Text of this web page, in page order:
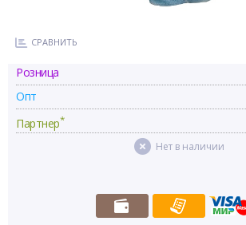
СРАВНИТЬ
Розница
Опт
Партнер*
Нет в наличии